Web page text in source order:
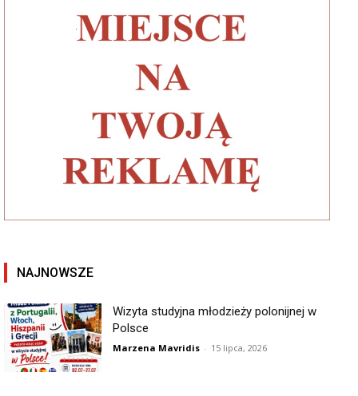
NAJNOWSZE
Wizyta studyjna młodzieży polonijnej w
Polsce
Marzena Mavridis - 15 lipca, 2026